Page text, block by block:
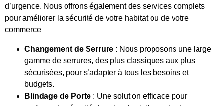
d’urgence. Nous offrons également des services complets
pour améliorer la sécurité de votre habitat ou de votre
commerce :
Changement de Serrure : Nous proposons une large
gamme de serrures, des plus classiques aux plus
sécurisées, pour s’adapter à tous les besoins et
budgets.
Blindage de Porte : Une solution efficace pour